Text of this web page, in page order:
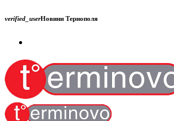
verified_userНовини Тернополя